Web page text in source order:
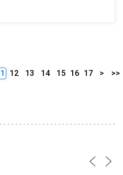
12 13 14 15 16 17 > >>